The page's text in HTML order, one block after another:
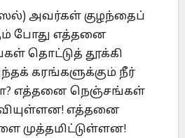
அவர்கள் குழந்தைப்
போது எத்தனை
தொட்டுத் தூக்கி
கரங்களுக்கும் நீர்
எத்தனை நெஞ்சங்கள்
எத்தனை
முத்தமிட்டுள்ளன!